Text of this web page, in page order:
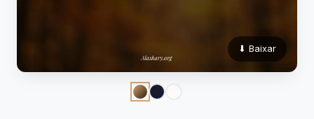
⬇ Baixar